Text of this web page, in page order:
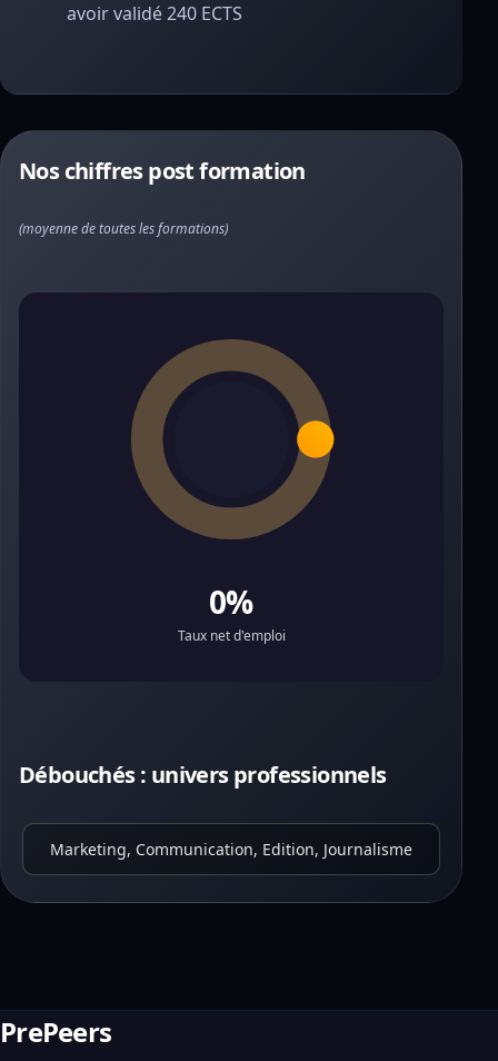
avoir validé 240 ECTS
Nos chiffres post formation
(moyenne de toutes les formations)
0%
Taux net d'emploi
Débouchés : univers professionnels
Marketing, Communication, Edition, Journalisme
PrePeers